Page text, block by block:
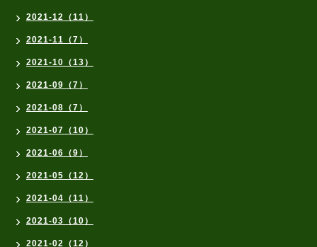
2021-12（11）
2021-11（7）
2021-10（13）
2021-09（7）
2021-08（7）
2021-07（10）
2021-06（9）
2021-05（12）
2021-04（11）
2021-03（10）
2021-02（12）